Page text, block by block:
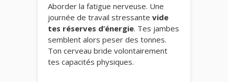
Aborder la fatigue nerveuse. Une
journée de travail stressante vide
tes réserves d’énergie. Tes jambes
semblent alors peser des tonnes.
Ton cerveau bride volontairement
tes capacités physiques.